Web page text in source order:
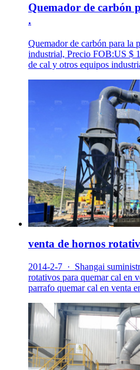
Quemador de carbón
.
Quemador de carbón para la
industrial, Precio FOB:US $
de cal y otros equipos
venta de hornos
2014-2-7 · Shangai
rotativos para quemar cal en
parrafo quemar cal en venta